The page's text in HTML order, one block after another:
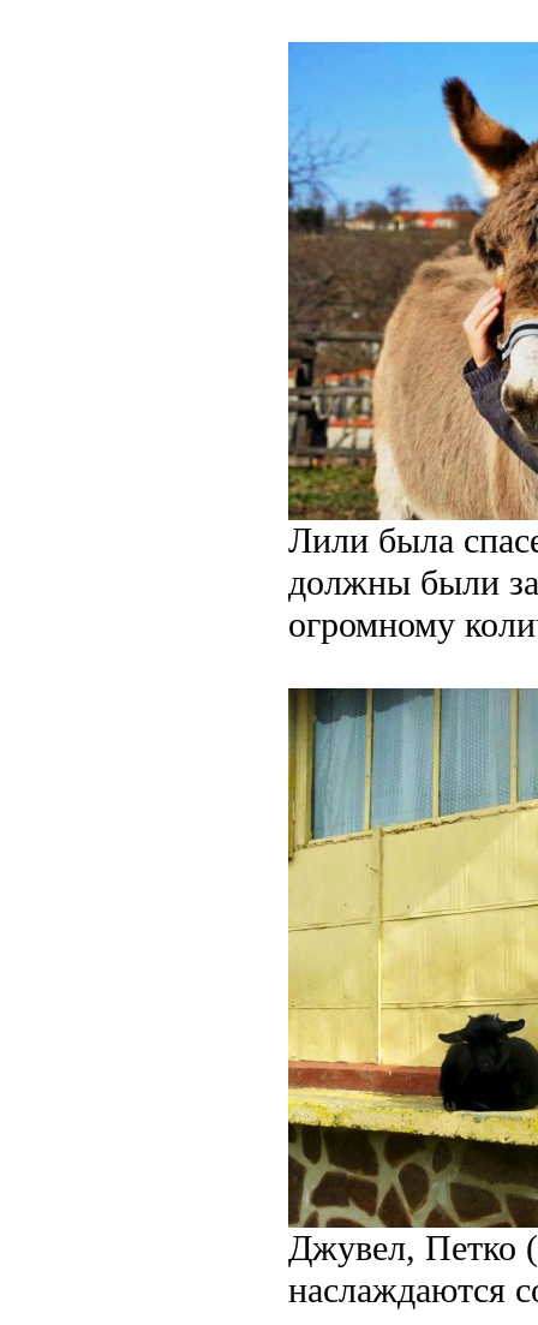
Лили была
должны были
огромному
Джувел, Петко
наслаждаются